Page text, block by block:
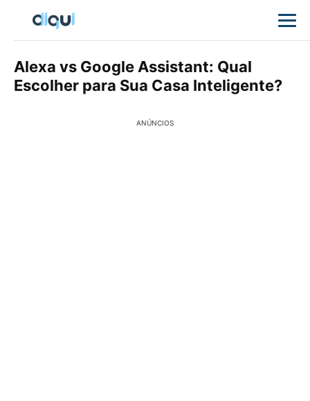
Alexa vs Google Assistant: Qual
Escolher para Sua Casa Inteligente?
ANÚNCIOS